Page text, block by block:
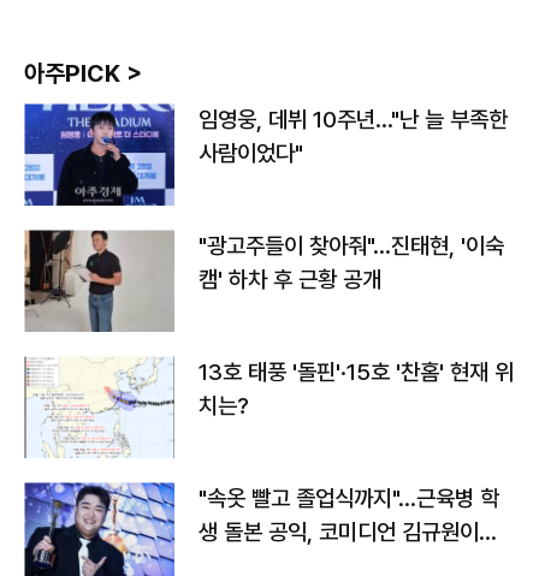
아주PICK >
임영웅, 데뷔 10주년…"난 늘 부족한
사람이었다"
"광고주들이 찾아줘"…진태현, '이숙
캠' 하차 후 근황 공개
13호 태풍 '돌핀'·15호 '찬홈' 현재 위
치는?
"속옷 빨고 졸업식까지"…근육병 학
생 돌본 공익, 코미디언 김규원이었